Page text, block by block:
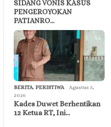
SIDANG VONIS KASUS
PENGEROYOKAN
PATIANRO…
BERITA, PERISTIWA
Agustus 5,
2026
Kades Duwet Berhentikan
12 Ketua RT, Ini…